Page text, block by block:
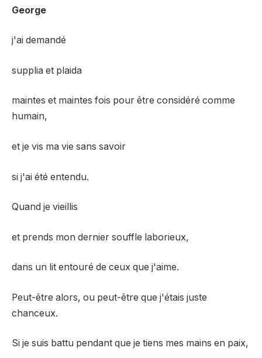
George
j'ai demandé
supplia et plaida
maintes et maintes fois pour être considéré comme
humain,
et je vis ma vie sans savoir
si j'ai été entendu.
Quand je vieillis
et prends mon dernier souffle laborieux,
dans un lit entouré de ceux que j'aime.
Peut-être alors, ou peut-être que j'étais juste
chanceux.
Si je suis battu pendant que je tiens mes mains en paix,